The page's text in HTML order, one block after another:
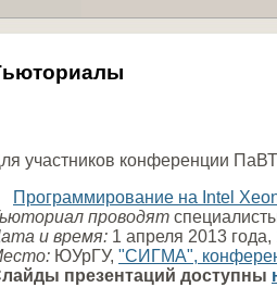
участников конференции
Программирование на Intel
проводят
и время: 1 апреля 2013
ЮУрГУ, "СИГМА",
презентаций доступны